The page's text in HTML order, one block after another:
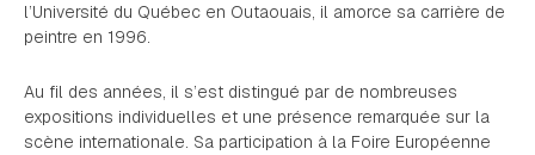
l’Université du Québec en Outaouais, il amorce sa carrière de
peintre en 1996.
Au fil des années, il s’est distingué par de nombreuses
expositions individuelles et une présence remarquée sur la
scène internationale. Sa participation à la Foire Européenne